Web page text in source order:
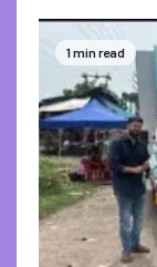
1 min read